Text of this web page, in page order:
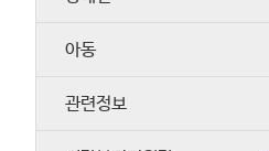
아동
관련정보